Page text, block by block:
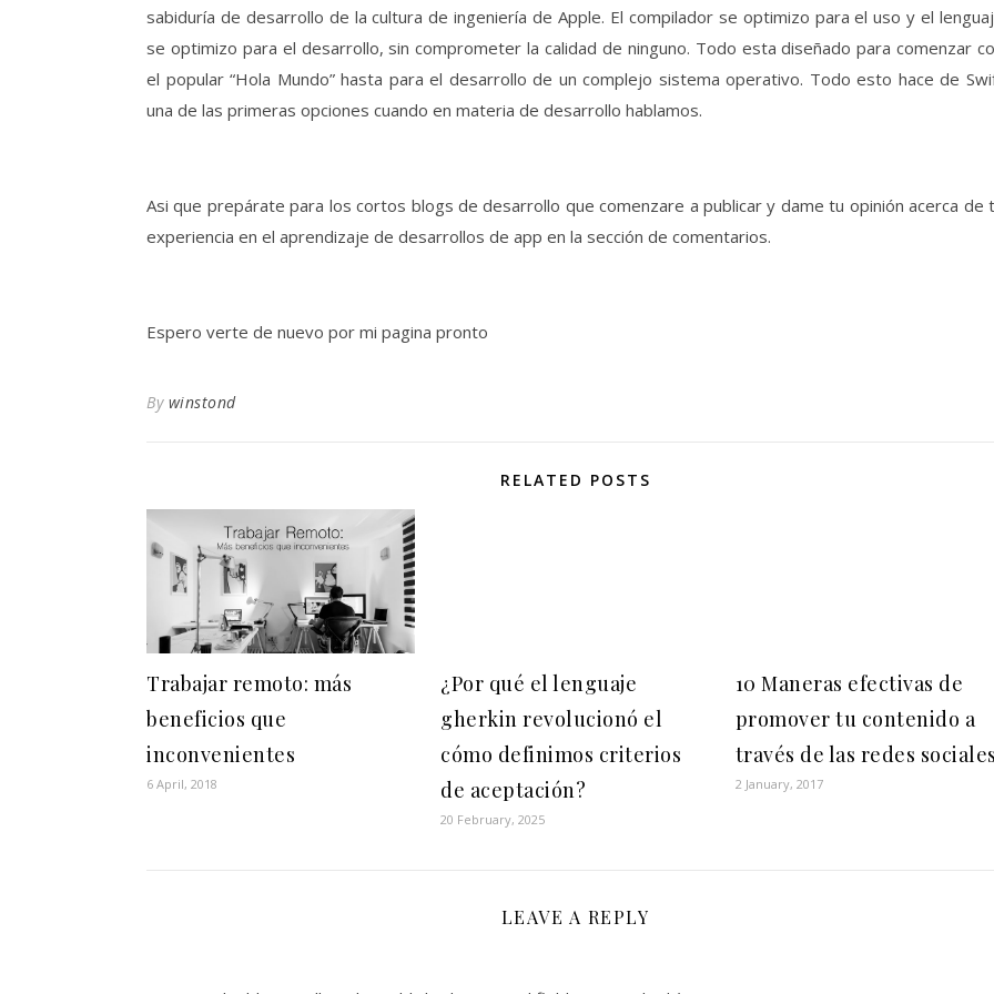
sabiduría de desarrollo de la cultura de ingeniería de Apple. El compilador se optimizo para el uso y el
se optimizo para el desarrollo, sin comprometer la calidad de ninguno. Todo esta diseñado para comenzar
el popular “Hola Mundo” hasta para el desarrollo de un complejo sistema operativo. Todo esto hace de
una de las primeras opciones cuando en materia de desarrollo hablamos.
Asi que prepárate para los cortos blogs de desarrollo que comenzare a publicar y dame tu opinión acerca de
experiencia en el aprendizaje de desarrollos de app en la sección de comentarios.
Espero verte de nuevo por mi pagina pronto
By winstond
RELATED POSTS
Trabajar remoto: más
beneficios que
inconvenientes
6 April, 2018
¿Por qué el lenguaje
gherkin revolucionó el
cómo definimos criterios
de aceptación?
20 February, 2025
10 Maneras efectivas de
promover tu contenido a
través de las redes sociales
2 January, 2017
LEAVE A REPLY